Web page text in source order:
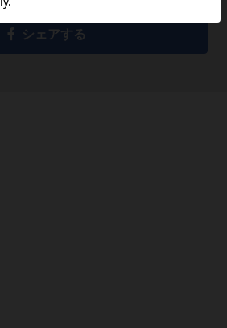
シェアする